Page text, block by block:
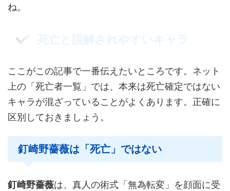
ね。
死亡と誤解されやすいキャラ
ここがこの記事で一番伝えたいところです。ネット
上の「死亡者一覧」では、本来は死亡確定ではない
キャラが混ざっていることがよくあります。正確に
区別しておきましょう。
釘崎野薔薇は「死亡」ではない
釘崎野薔薇は、真人の術式「無為転変」を顔面に受